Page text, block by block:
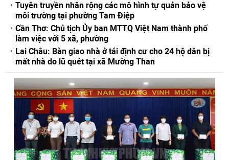
Tuyên truyền nhân rộng các mô hình tự quản bảo vệ
môi trường tại phường Tam Điệp
Cần Thơ: Chủ tịch Ủy ban MTTQ Việt Nam thành phố
làm việc với 5 xã, phường
Lai Châu: Bàn giao nhà ở tái định cư cho 24 hộ dân bị
mất nhà do lũ quét tại xã Mường Than